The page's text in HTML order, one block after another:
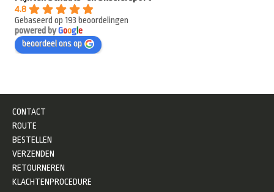
4.8
Gebaseerd op 193 beoordelingen
powered byGooge
beoordeel ons op
CONTACT
ROUTE
BESTELLEN
VERZENDEN
RETOURNEREN
KLACHTENPROCEDURE